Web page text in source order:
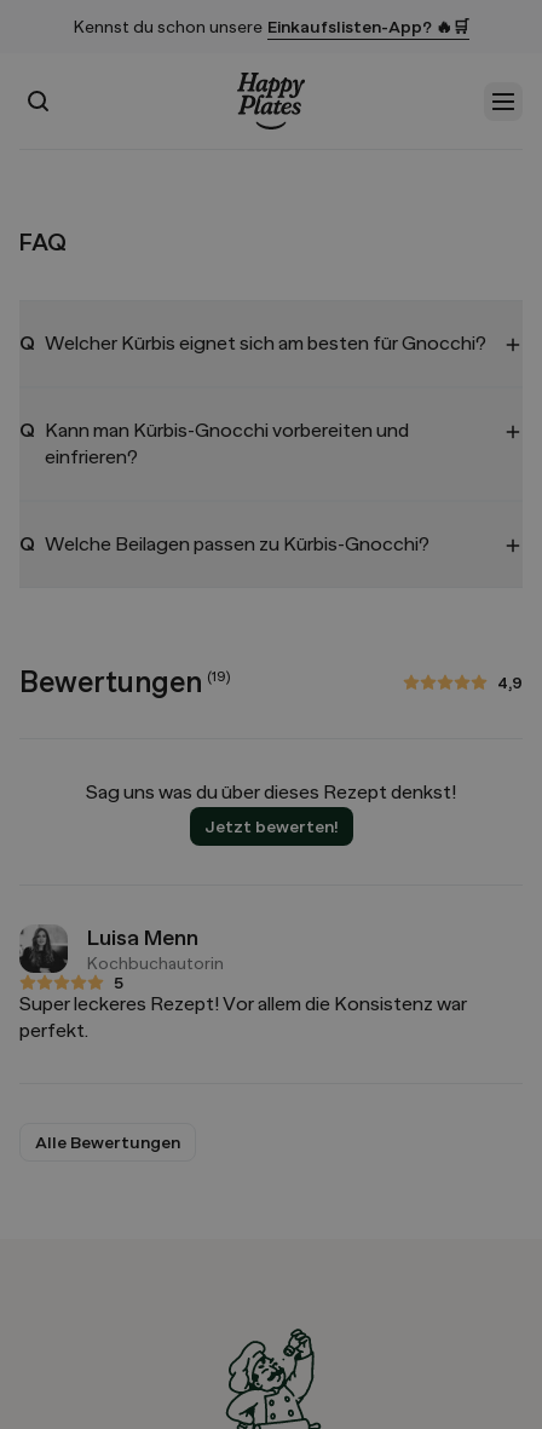
Kennst du schon unsere Einkaufslisten-App? 🔥🛒
Suchen
FAQ
Q Welcher Kürbis eignet sich am besten für Gnocchi?
Q Kann man Kürbis-Gnocchi vorbereiten und
einfrieren?
Q Welche Beilagen passen zu Kürbis-Gnocchi?
Bewertungen (19) 4,9
4,9 von 5 Sternen
Sag uns was du über dieses Rezept denkst!
Jetzt bewerten!
Luisa Menn
Kochbuchautorin
5
5 von 5 Sternen
Super leckeres Rezept! Vor allem die Konsistenz war
perfekt.
Alle Bewertungen